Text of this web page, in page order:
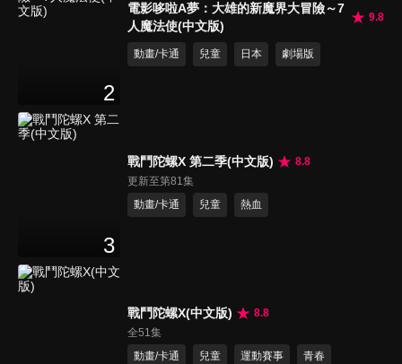
2
電影哆啦A夢：大雄的新魔界大冒險～7
人魔法使(中文版)
9.8
動畫/卡通 兒童 日本 劇場版
3
戰鬥陀螺X 第二季(中文版)
8.8
更新至第81集
動畫/卡通
兒童 熱血
戰鬥陀螺X(中文版)
8.8
全51集
動畫/卡通
兒童 運動賽事 青春